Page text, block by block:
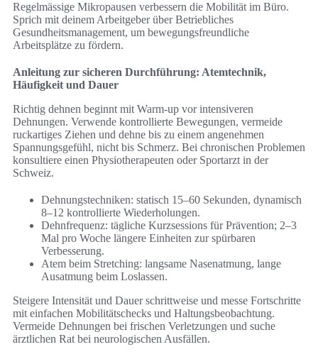
Regelmässige Mikropausen verbessern die Mobilität im Büro.
Sprich mit deinem Arbeitgeber über Betriebliches
Gesundheitsmanagement, um bewegungsfreundliche
Arbeitsplätze zu fördern.
Anleitung zur sicheren Durchführung: Atemtechnik,
Häufigkeit und Dauer
Richtig dehnen beginnt mit Warm-up vor intensiveren
Dehnungen. Verwende kontrollierte Bewegungen, vermeide
ruckartiges Ziehen und dehne bis zu einem angenehmen
Spannungsgefühl, nicht bis Schmerz. Bei chronischen Problemen
konsultiere einen Physiotherapeuten oder Sportarzt in der
Schweiz.
Dehnungstechniken: statisch 15–60 Sekunden, dynamisch
8–12 kontrollierte Wiederholungen.
Dehnfrequenz: tägliche Kurzsessions für Prävention; 2–3
Mal pro Woche längere Einheiten zur spürbaren
Verbesserung.
Atem beim Stretching: langsame Nasenatmung, lange
Ausatmung beim Loslassen.
Steigere Intensität und Dauer schrittweise und messe Fortschritte
mit einfachen Mobilitätschecks und Haltungsbeobachtung.
Vermeide Dehnungen bei frischen Verletzungen und suche
ärztlichen Rat bei neurologischen Ausfällen.